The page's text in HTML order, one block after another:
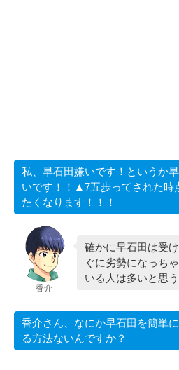
私、早石田嫌いです！というか
いです！！▲7五歩ってされた時
たくなります！！！
香介
確かに早石田は受
ぐに劣勢になっち
いる人は多いと思う
香介さん、なにか早石田を簡単
る方法ないんですか？